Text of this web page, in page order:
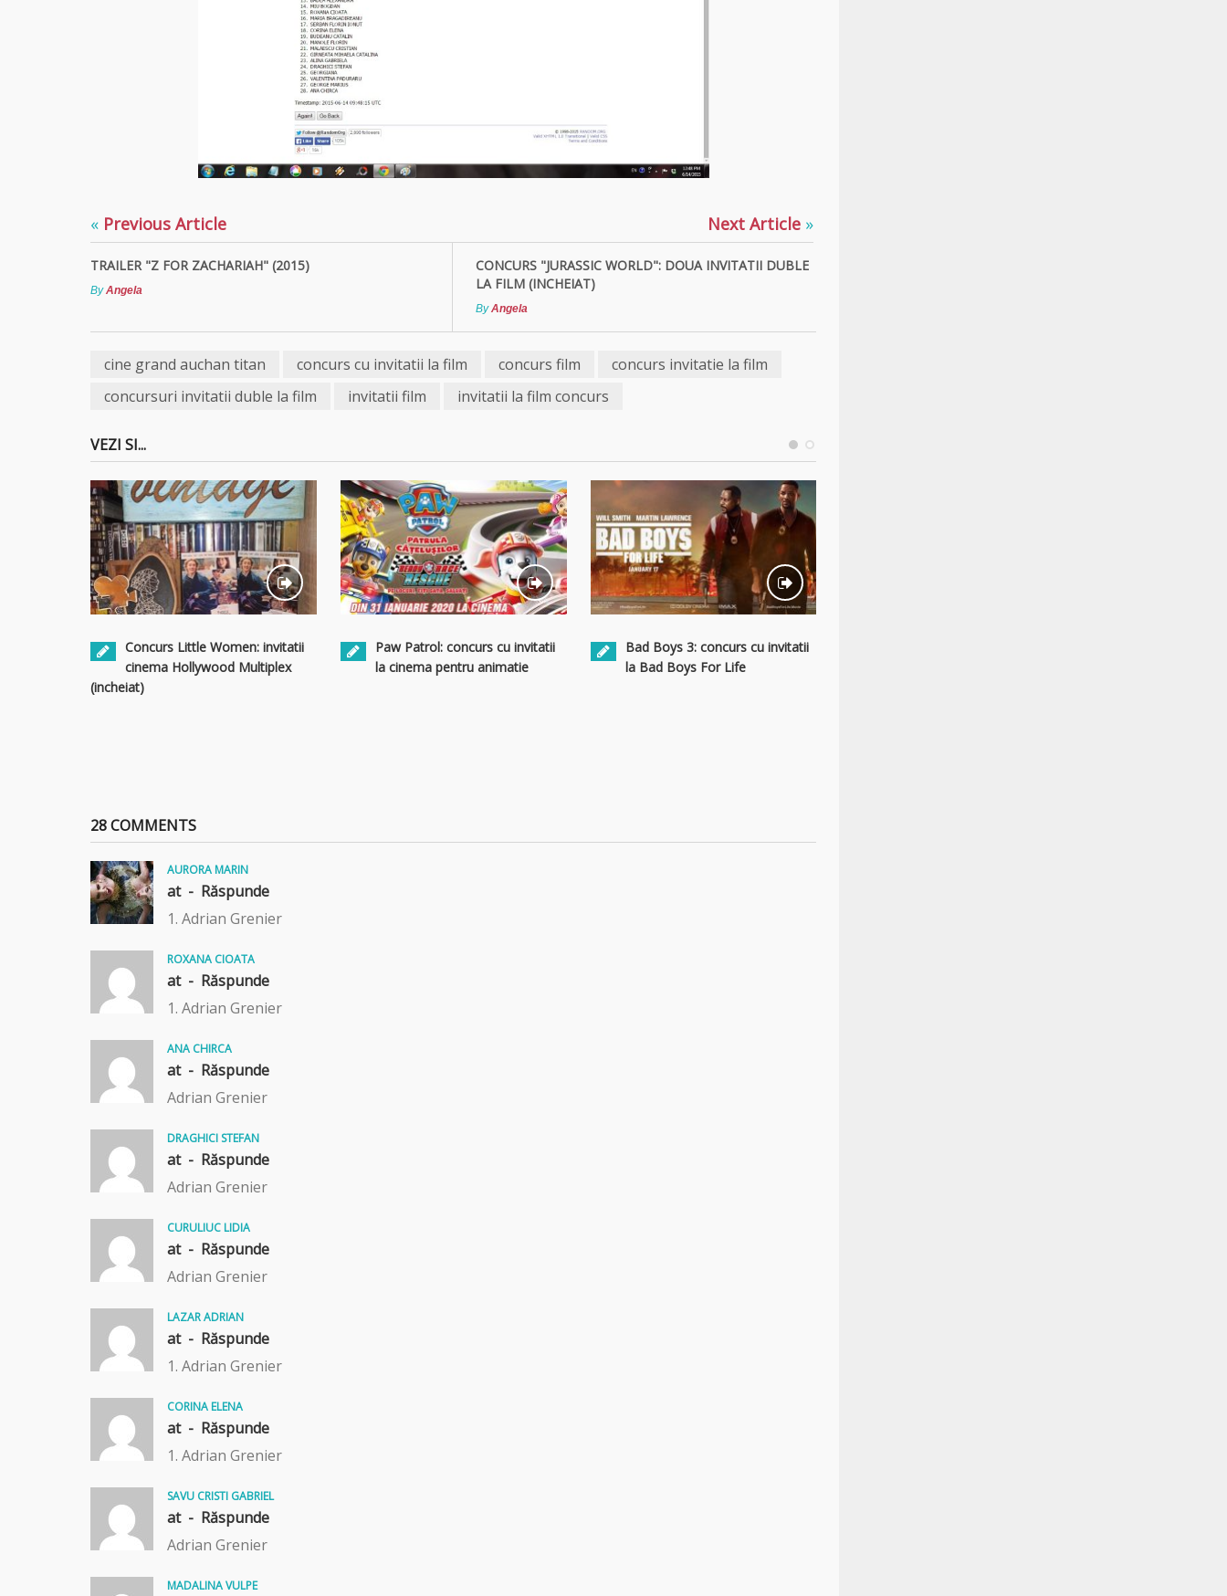
« Previous Article
TRAILER "Z FOR ZACHARIAH" (2015)
ByAngela
Next Article »
CONCURS "JURASSIC WORLD": DOUA INVITATII DUBLE
LA FILM (INCHEIAT)
ByAngela
cine grand auchan titan concurs cu invitatii la film concurs film
concurs invitatie la film
concursuri invitatii duble la film
invitatii film invitatii la film concurs
VEZI SI...
Concurs Little Women: invitatii
cinema Hollywood Multiplex
(incheiat)
Paw Patrol: concurs cu invitatii
la cinema pentru animatie
Bad Boys 3: concurs cu invitatii
la Bad Boys For Life
28 COMMENTS
AURORA MARIN
at - Răspunde
1. Adrian Grenier
ROXANA CIOATA
at - Răspunde
1. Adrian Grenier
ANA CHIRCA
at - Răspunde
Adrian Grenier
DRAGHICI STEFAN
at - Răspunde
Adrian Grenier
CURULIUC LIDIA
at - Răspunde
Adrian Grenier
LAZAR ADRIAN
at - Răspunde
1. Adrian Grenier
CORINA ELENA
at - Răspunde
1. Adrian Grenier
SAVU CRISTI GABRIEL
at - Răspunde
Adrian Grenier
MADALINA VULPE